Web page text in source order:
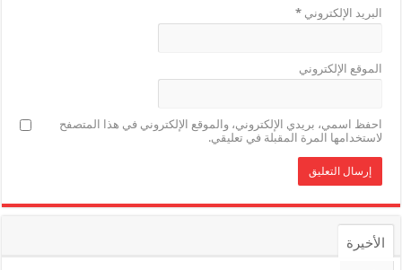
البريد الإلكتروني*
الموقع الإلكتروني
احفظ اسمي، بريدي الإلكتروني، والموقع الإلكتروني في هذا المتصفح
لاستخدامها المرة المقبلة في تعليقي.
الأخيرة